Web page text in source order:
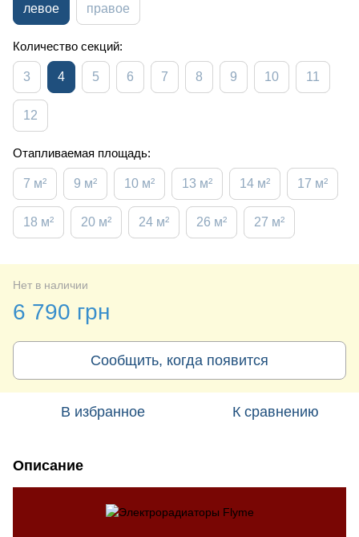
левое правое
Количество секций:
3 4 5 6 7 8 9 10 11
12
Отапливаемая площадь:
7 м² 9 м² 10 м² 13 м² 14 м² 17 м²
18 м² 20 м² 24 м² 26 м² 27 м²
Нет в наличии
6 790 грн
Сообщить, когда появится
В избранное К сравнению
Описание